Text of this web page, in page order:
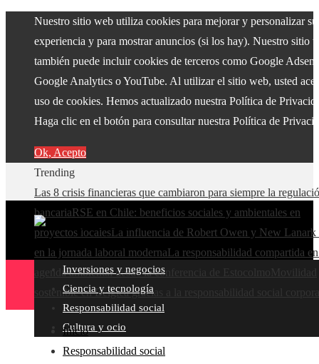
Nuestro sitio web utiliza cookies para mejorar y personalizar su
experiencia y para mostrar anuncios (si los hay). Nuestro sitio
también puede incluir cookies de terceros como Google
Google Analytics o YouTube. Al utilizar el sitio web, usted
uso de cookies. Hemos actualizado nuestra Política de
Haga clic en el botón para consultar nuestra Política de
Ok, Acepto
Trending
Las 8 crisis financieras que cambiaron para siempre la
bancariaRSE en Chile: beneficios sociales y ambientales en
proyectos localesLa influencia de Robert Owen y New
en la jornada laboral modernaLa responsabilidad compartida
agenda ambiental desde la conferencia de Estocolmo
sostenible en Bélgica gracias a la responsabilidad social
Inversiones y negocios
Ciencia y tecnología
Responsabilidad social
Cultura y ocio
Inicio
Responsabilidad social